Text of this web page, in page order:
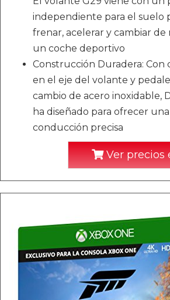
independiente para el suelo
frenar, acelerar y cambiar de
un coche deportivo
Construcción Duradera: Con
en el eje del volante y
cambio de acero inoxidable,
ha diseñado para ofrecer
conducción precisa
Ver precios